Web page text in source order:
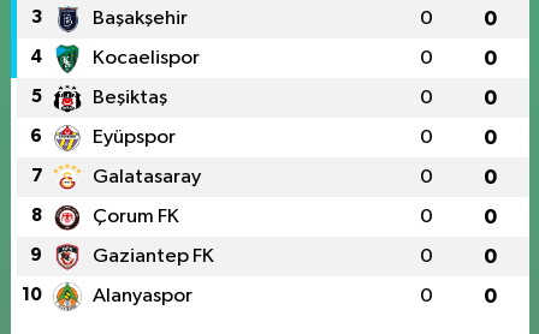
3 Başakşehir 0 0
4 Kocaelispor 0 0
5 Beşiktaş 0 0
6 Eyüpspor 0 0
7 Galatasaray 0 0
8 Çorum FK 0 0
9 Gaziantep FK 0 0
10 Alanyaspor 0 0